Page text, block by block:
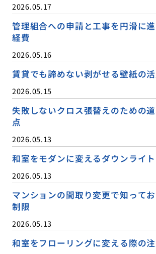
2026.05.17
管理組合への申請と工事を円滑に
経費
2026.05.16
賃貸でも諦めない剥がせる壁紙の
2026.05.15
失敗しないクロス張替えのための
点
2026.05.13
和室をモダンに変えるダウンライ
2026.05.13
マンションの間取り変更で知って
制限
2026.05.13
和室をフローリングに変える際の